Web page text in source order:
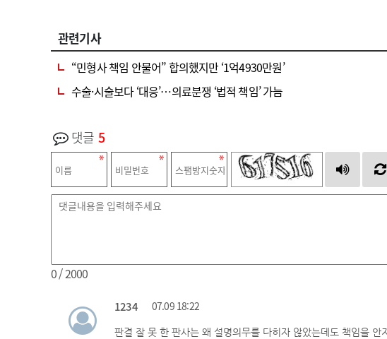
관련기사
“민형사 책임 안물어” 합의했지만 ‘1억4930만원’
수술·시술보다 ‘대응’…의료분쟁 ‘법적 책임’ 가늠
댓글 5
0/ 2000
1234 07.09 18:22
판결 잘 못 한 판사는 왜 설명의무를 다히자 않았는데도 책임을 안